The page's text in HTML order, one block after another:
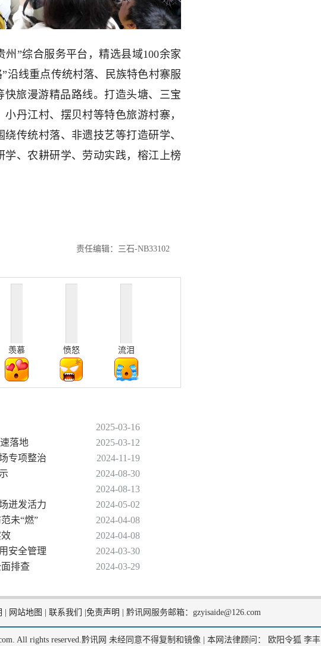
州”综合服务平台，精选县域100余家
沿线重点传统村落、民族特色村寨服
旅漫游精品路线。打造头塘、三宝
丹江村、摆贝村等特色旅游村寨，
传统村落、非遗技艺等打造研学、
、农耕研学、劳动实践，榕江上榜
责任编辑：三石-NB33102
羡慕 愤怒 流泪
2025-03-16
落地
2025-03-12
专项整治
2024-11-19
2024-08-30
2024-08-13
迸发活力
2024-05-02
未“燃”
2024-04-08
2024-04-08
安全管理
2024-03-30
排查
2024-03-29
| 网站地图 | 联系我们 |免责声明 | 黔讯网服务邮箱：gzyisaide@126.com
All rights reserved.黔讯网 未经同意不得复制和镜像 | 本网法律顾问： 欧阳令狐 李丰